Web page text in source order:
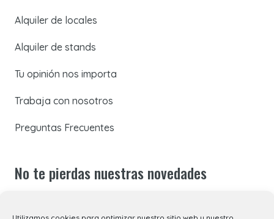
Alquiler de locales
Alquiler de stands
Tu opinión nos importa
Trabaja con nosotros
Preguntas Frecuentes
No te pierdas nuestras novedades